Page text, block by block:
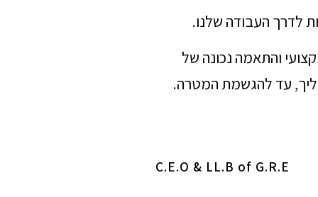
לדרך העבודה שלנו.
והתאמה נכונה של
עד להגשמת המטרה.
C.E.O & LL.B of G.R.E